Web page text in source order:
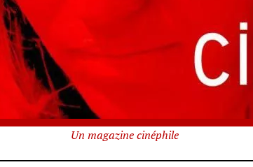
Un magazine cinéphile